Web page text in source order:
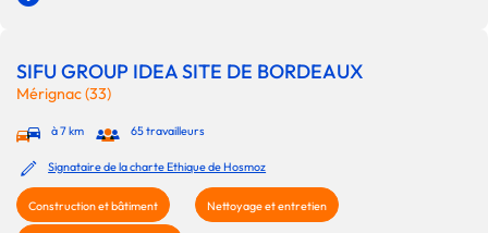
SIFU GROUP IDEA SITE DE BORDEAUX
Mérignac (33)
à 7 km 65 travailleurs
Signataire de la charte Ethique de Hosmoz
Construction et bâtiment Nettoyage et entretien